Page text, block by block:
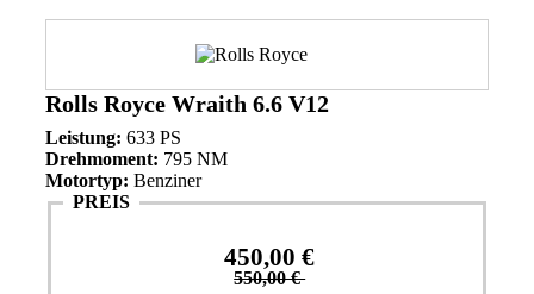
Rolls Royce Wraith 6.6 V12
Leistung: 633 PS
Drehmoment: 795 NM
Motortyp: Benziner
PREIS
450,00 €
550,00 €